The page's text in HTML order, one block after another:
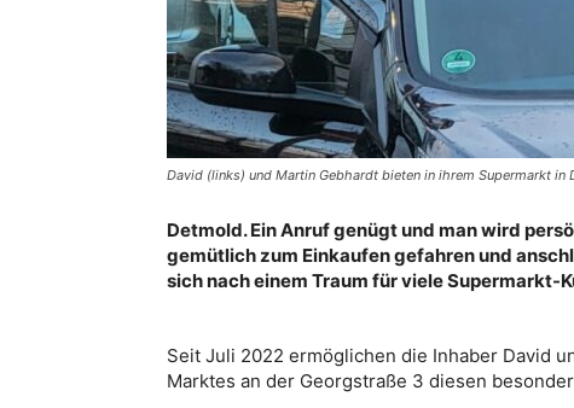
David (links) und Martin Gebhardt bieten in ihrem Supermarkt
Detmold. Ein Anruf genügt und man wird
gemütlich zum Einkaufen gefahren und
sich nach einem Traum für viele Supermarkt-
Seit Juli 2022 ermöglichen die Inhaber David
Marktes an der Georgstraße 3 diesen